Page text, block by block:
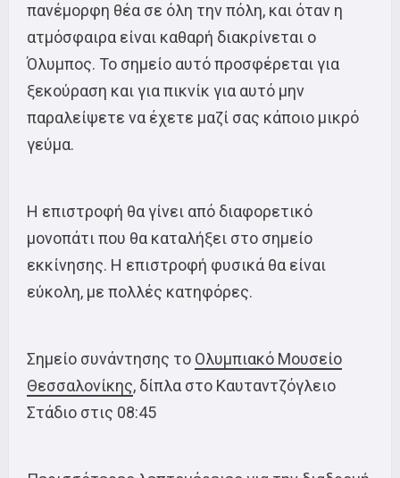
πανέμορφη θέα σε όλη την πόλη, και όταν η
ατμόσφαιρα είναι καθαρή διακρίνεται ο
Όλυμπος. Το σημείο αυτό προσφέρεται για
ξεκούραση και για πικνίκ για αυτό μην
παραλείψετε να έχετε μαζί σας κάποιο μικρό
γεύμα.
Η επιστροφή θα γίνει από διαφορετικό
μονοπάτι που θα καταλήξει στο σημείο
εκκίνησης. Η επιστροφή φυσικά θα είναι
εύκολη, με πολλές κατηφόρες.
Σημείο συνάντησης το Ολυμπιακό Μουσείο
Θεσσαλονίκης, δίπλα στο Καυταντζόγλειο
Στάδιο στις 08:45